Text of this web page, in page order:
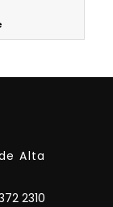
Alta
2310